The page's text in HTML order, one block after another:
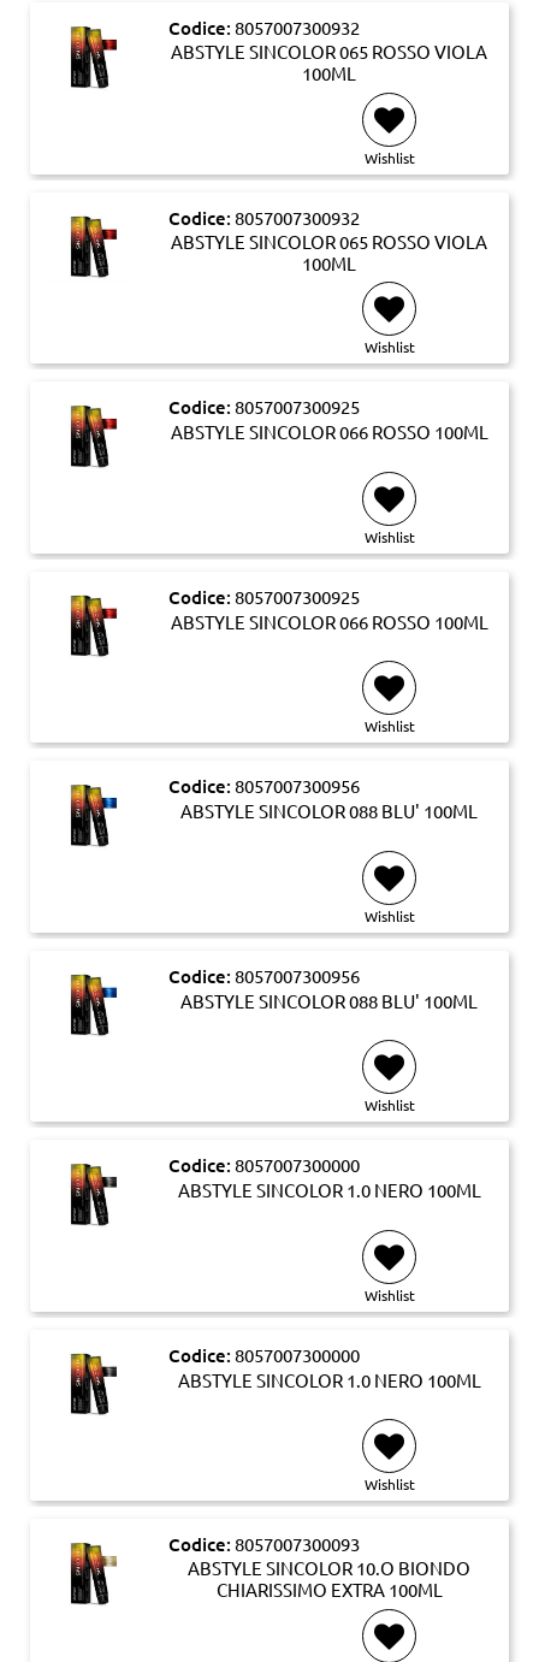
Codice: 8057007300932
ABSTYLE SINCOLOR 065 ROSSO VIOLA
100ML
Wishlist
Codice: 8057007300932
ABSTYLE SINCOLOR 065 ROSSO VIOLA
100ML
Wishlist
Codice: 8057007300925
ABSTYLE SINCOLOR 066 ROSSO 100ML
Wishlist
Codice: 8057007300925
ABSTYLE SINCOLOR 066 ROSSO 100ML
Wishlist
Codice: 8057007300956
ABSTYLE SINCOLOR 088 BLU' 100ML
Wishlist
Codice: 8057007300956
ABSTYLE SINCOLOR 088 BLU' 100ML
Wishlist
Codice: 8057007300000
ABSTYLE SINCOLOR 1.0 NERO 100ML
Wishlist
Codice: 8057007300000
ABSTYLE SINCOLOR 1.0 NERO 100ML
Wishlist
Codice: 8057007300093
ABSTYLE SINCOLOR 10.O BIONDO
CHIARISSIMO EXTRA 100ML